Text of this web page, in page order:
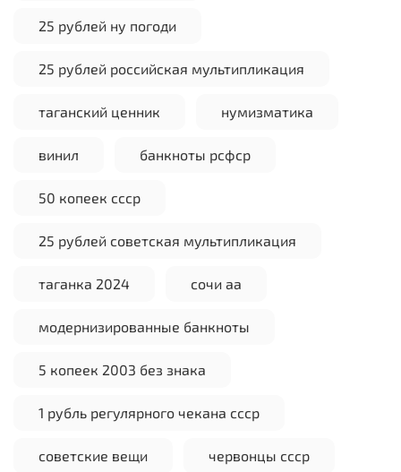
25 рублей ну погоди
25 рублей российская мультипликация
таганский ценник нумизматика
винил банкноты рсфср
50 копеек ссср
25 рублей советская мультипликация
таганка 2024 сочи аа
модернизированные банкноты
5 копеек 2003 без знака
1 рубль регулярного чекана ссср
советские вещи червонцы ссср